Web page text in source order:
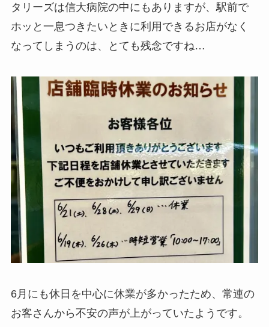
タリーズは信大病院の中にもありますが、駅前で
ホッと一息つきたいときに利用できるお店がなく
なってしまうのは、とても残念ですね…
6月にも休日を中心に休業が多かったため、常連の
お客さんから不安の声が上がっていたようです。